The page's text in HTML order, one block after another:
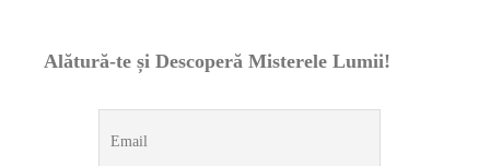
Alătură-te și Descoperă Misterele Lumii!
UNCATEGORIZED 1 year ago
Pământului: Mit sau Realitate?